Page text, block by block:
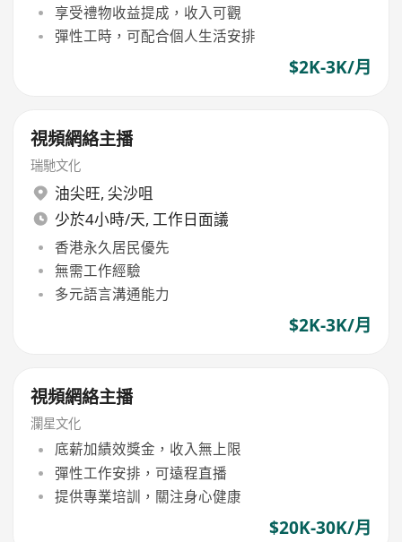
享受禮物收益提成，收入可觀
彈性工時，可配合個人生活安排
$2K-3K/月
視頻網絡主播
瑞馳文化
油尖旺, 尖沙咀
少於4小時/天, 工作日面議
香港永久居民優先
無需工作經驗
多元語言溝通能力
$2K-3K/月
視頻網絡主播
瀾星文化
底薪加績效獎金，收入無上限
彈性工作安排，可遠程直播
提供專業培訓，關注身心健康
$20K-30K/月